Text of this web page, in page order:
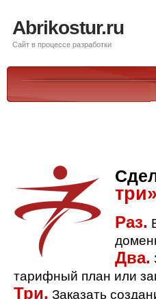
Abrikostur.ru
Сайт в процессе разработки
Раз.
Два.
тарифный план или
Три. Заказать